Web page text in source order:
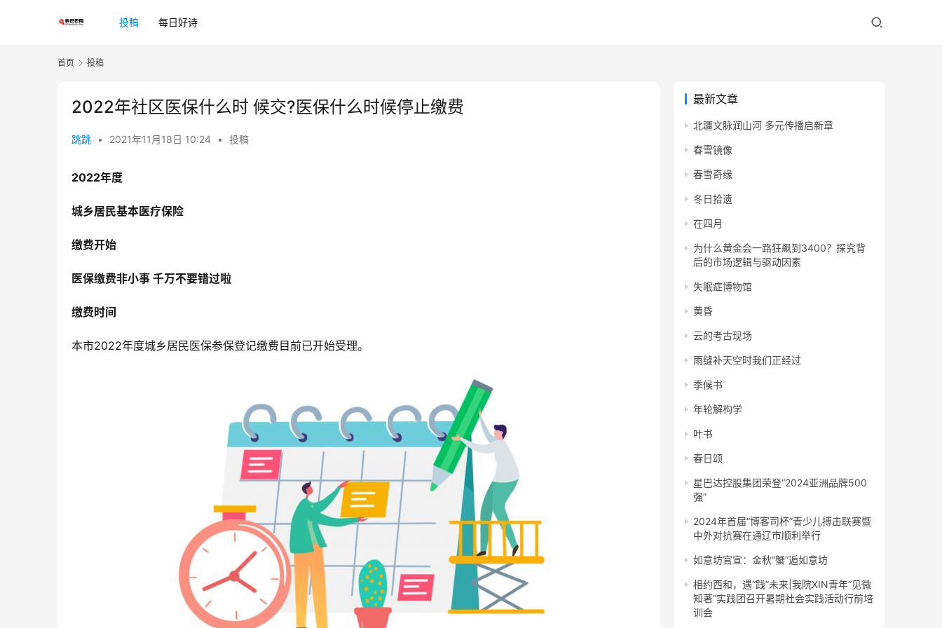
投稿 每日好诗
首页 投稿
2022年社区医保什么时 候交?医保什么时候停止缴费
跳跳 • 2021年11月18日 10:24 • 投稿
2022年度
城乡居民基本医疗保险
缴费开始
医保缴费非小事 千万不要错过啦
缴费时间
本市2022年度城乡居民医保参保登记缴费目前已开始受理。
最新文章
北疆文脉润山河 多元传播启新章
春雪镜像
春雪奇缘
冬日拾遗
在四月
为什么黄金会一路狂飙到3400？探究背
后的市场逻辑与驱动因素
失眠症博物馆
黄昏
云的考古现场
雨缝补天空时我们正经过
季候书
年轮解构学
叶书
春日颂
星巴达控股集团荣登“2024亚洲品牌500
强”
2024年首届“博客司杯”青少儿搏击联赛暨
中外对抗赛在通辽市顺利举行
如意坊官宣：金秋“蟹”逅如意坊
相约西和，遇“践”未来|我院XIN青年“见微
知著”实践团召开暑期社会实践活动行前培
训会